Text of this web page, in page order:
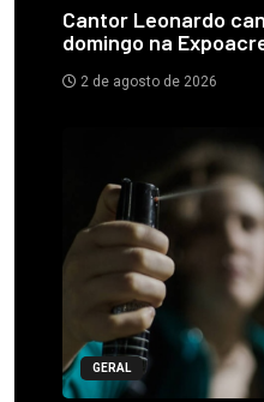
Cantor Leonardo
domingo na
2 de agosto de 2026
GERAL